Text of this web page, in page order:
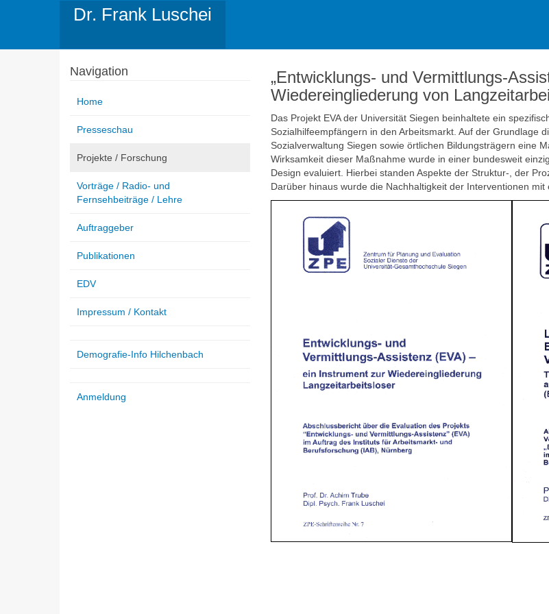
Dr. Frank Luschei
„Entwicklungs- und Vermittlungs-
Wiedereingliederung von
Das Projekt EVA der Universität Siegen beinhaltete ein
Sozialhilfeempfängern in den Arbeitsmarkt. Auf der Grundlage
Sozialverwaltung Siegen sowie örtlichen Bildungsträgern eine
Wirksamkeit dieser Maßnahme wurde in einer bundesweit
Design evaluiert. Hierbei standen Aspekte der Struktur-, der
Darüber hinaus wurde die Nachhaltigkeit der Interventionen
Navigation
Home
Presseschau
Projekte / Forschung
Vorträge / Radio- und
Fernsehbeiträge / Lehre
Auftraggeber
Publikationen
EDV
Impressum / Kontakt
Demografie-Info Hilchenbach
Anmeldung